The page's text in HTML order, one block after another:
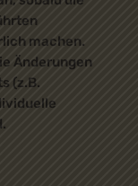
machen.
Änderungen
(z.B.